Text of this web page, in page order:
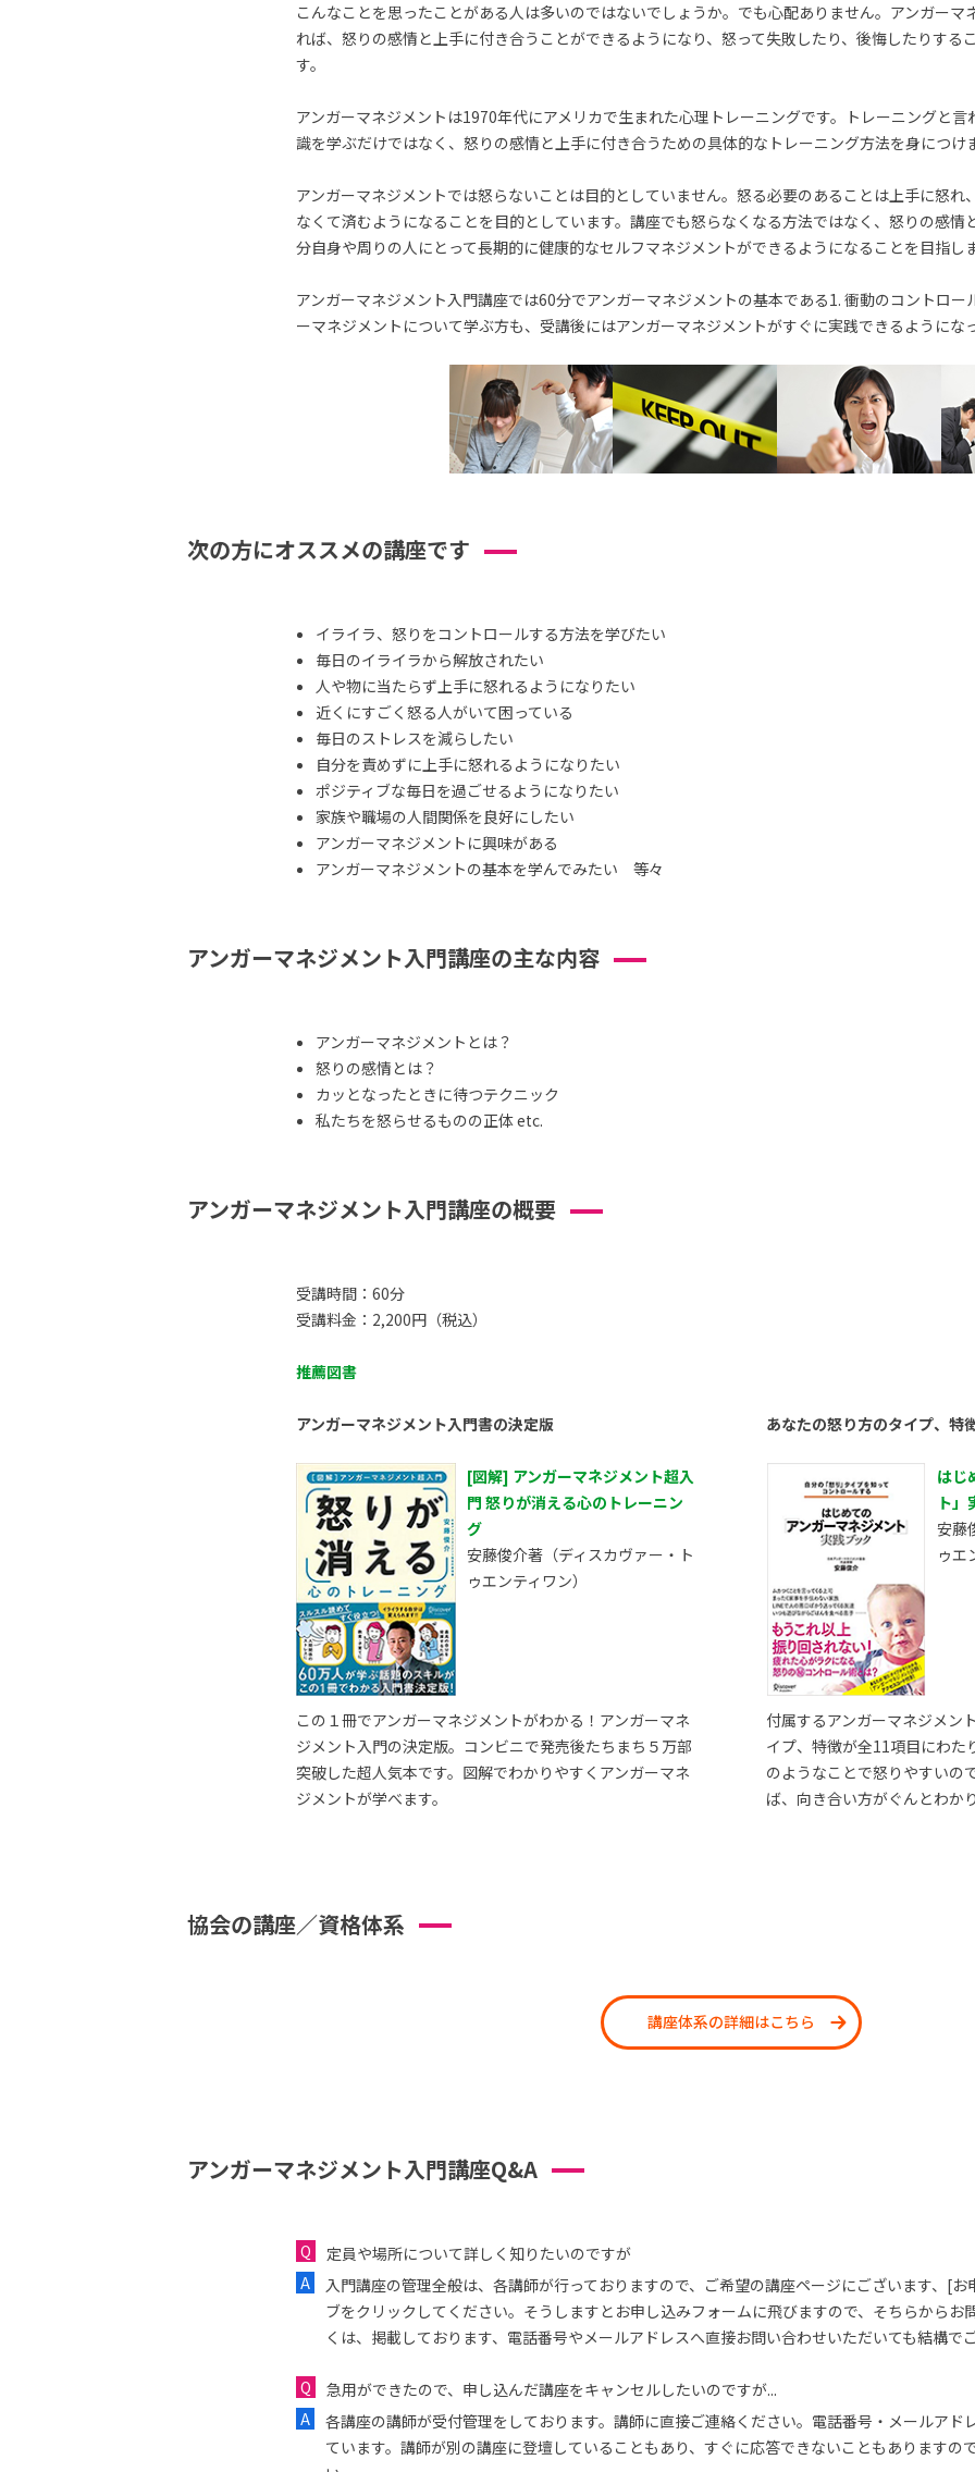
こんなことを思ったことがある人は多いのではないでしょうか。でも心配ありません。アンガーマ
れば、怒りの感情と上手に付き合うことができるようになり、怒って失敗したり、後悔したりする
す。
アンガーマネジメントは1970年代にアメリカで生まれた心理トレーニングです。トレーニングと言
識を学ぶだけではなく、怒りの感情と上手に付き合うための具体的なトレーニング方法を身につけ
アンガーマネジメントでは怒らないことは目的としていません。怒る必要のあることは上手に怒れ
なくて済むようになることを目的としています。講座でも怒らなくなる方法ではなく、怒りの感情
分自身や周りの人にとって長期的に健康的なセルフマネジメントができるようになることを目指しま
アンガーマネジメント入門講座では60分でアンガーマネジメントの基本である1. 衝動のコントロー
ーマネジメントについて学ぶ方も、受講後にはアンガーマネジメントがすぐに実践できるようにな
次の方にオススメの講座です
イライラ、怒りをコントロールする方法を学びたい
毎日のイライラから解放されたい
人や物に当たらず上手に怒れるようになりたい
近くにすごく怒る人がいて困っている
毎日のストレスを減らしたい
自分を責めずに上手に怒れるようになりたい
ポジティブな毎日を過ごせるようになりたい
家族や職場の人間関係を良好にしたい
アンガーマネジメントに興味がある
アンガーマネジメントの基本を学んでみたい 等々
アンガーマネジメント入門講座の主な内容
アンガーマネジメントとは？
怒りの感情とは？
カッとなったときに待つテクニック
私たちを怒らせるものの正体 etc.
アンガーマネジメント入門講座の概要
受講時間：60分
受講料金：2,200円（税込）
推薦図書
アンガーマネジメント入門書の決定版
[図解] アンガーマネジメント超入
門 怒りが消える心のトレーニン
グ
安藤俊介著（ディスカヴァー・ト
ゥエンティワン）
この１冊でアンガーマネジメントがわかる！アンガーマネ
ジメント入門の決定版。コンビニで発売後たちまち５万部
突破した超人気本です。図解でわかりやすくアンガーマネ
ジメントが学べます。
あなたの怒り方のタイプ、特
はじ
ト」
安藤
ゥエ
付属するアンガーマネジメン
イプ、特徴が全11項目にわた
のようなことで怒りやすいの
ば、向き合い方がぐんとわか
協会の講座／資格体系
講座体系の詳細はこちら
アンガーマネジメント入門講座Q&A
定員や場所について詳しく知りたいのですが
入門講座の管理全般は、各講師が行っておりますので、ご希望の講座ページにございます、[
ブをクリックしてください。そうしますとお申し込みフォームに飛びますので、そちらからお
くは、掲載しております、電話番号やメールアドレスへ直接お問い合わせいただいても結構でご
急用ができたので、申し込んだ講座をキャンセルしたいのですが...
各講座の講師が受付管理をしております。講師に直接ご連絡ください。電話番号・メールアド
ています。講師が別の講座に登壇していることもあり、すぐに応答できないこともありますの